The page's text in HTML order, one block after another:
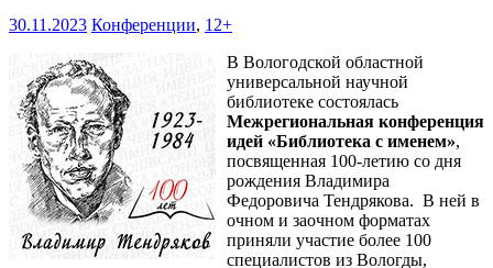
30.11.2023 Конференции, 12+
В Вологодской областной
универсальной научной
библиотеке состоялась
Межрегиональная конференция
идей «Библиотека с именем»,
посвященная 100-летию со дня
рождения Владимира
Федоровича Тендрякова. В ней в
очном и заочном форматах
приняли участие более 100
специалистов из Вологды,